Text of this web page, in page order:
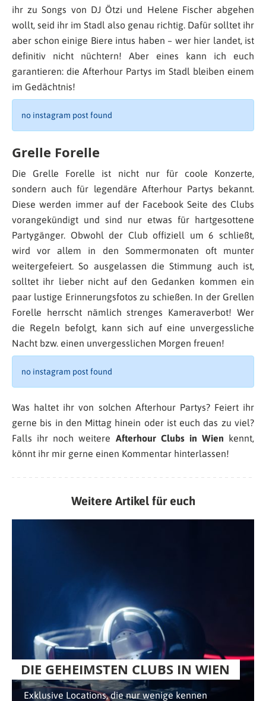
ihr zu Songs von DJ Ötzi und Helene Fischer abgehen
wollt, seid ihr im Stadl also genau richtig. Dafür solltet ihr
aber schon einige Biere intus haben – wer hier landet, ist
definitiv nicht nüchtern! Aber eines kann ich euch
garantieren: die Afterhour Partys im Stadl bleiben einem
im Gedächtnis!
no instagram post found
Grelle Forelle
Die Grelle Forelle ist nicht nur für coole Konzerte,
sondern auch für legendäre Afterhour Partys bekannt.
Diese werden immer auf der Facebook Seite des Clubs
vorangekündigt und sind nur etwas für hartgesottene
Partygänger. Obwohl der Club offiziell um 6 schließt,
wird vor allem in den Sommermonaten oft munter
weitergefeiert. So ausgelassen die Stimmung auch ist,
solltet ihr lieber nicht auf den Gedanken kommen ein
paar lustige Erinnerungsfotos zu schießen. In der Grellen
Forelle herrscht nämlich strenges Kameraverbot! Wer
die Regeln befolgt, kann sich auf eine unvergessliche
Nacht bzw. einen unvergesslichen Morgen freuen!
no instagram post found
Was haltet ihr von solchen Afterhour Partys? Feiert ihr
gerne bis in den Mittag hinein oder ist euch das zu viel?
Falls ihr noch weitere Afterhour Clubs in Wien kennt,
könnt ihr mir gerne einen Kommentar hinterlassen!
Weitere Artikel für euch
DIE GEHEIMSTEN CLUBS IN WIEN
Exklusive Locations, die nur wenige kennen